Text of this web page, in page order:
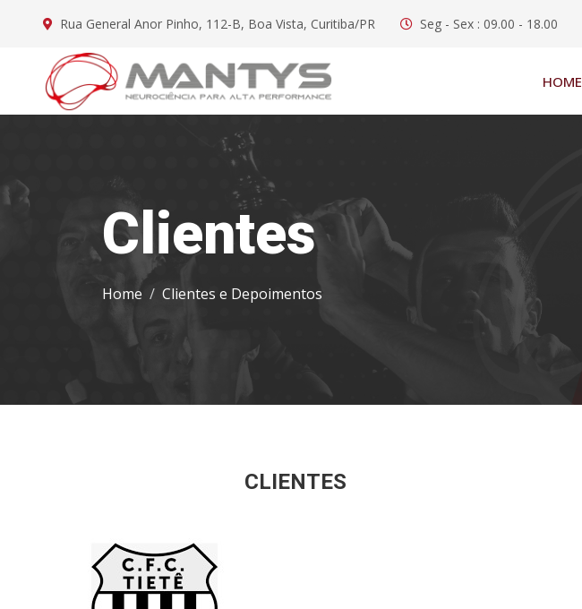
Rua General Anor Pinho, 112-B, Boa Vista, Curitiba/PR Seg - Sex : 09.00 - 18.00
HOME
Clientes
Home Clientes e Depoimentos
CLIENTES